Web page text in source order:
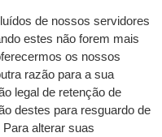
de nossos servidores
estes não forem mais
os nossos
razão para a sua
legal de retenção de
destes para resguardo de
Para alterar suas